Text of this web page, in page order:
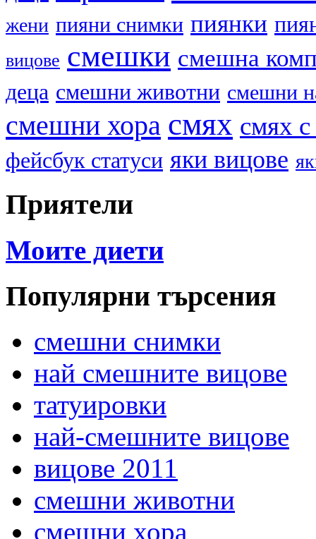
жени пияни снимки пиянки
вицове смешки смешна
деца смешни животни смешни
смешни хора смях смях
фейсбук статуси яки вицове
Приятели
Моите диети
Популярни търсения
смешни снимки
най смешните вицове
татуировки
най-смешните вицове
вицове 2011
смешни животни
смешни хора